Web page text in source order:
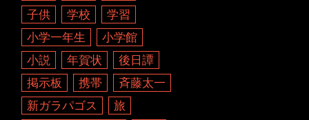
子供
学校
学習
小学一年生
小学館
小説
年賀状
後日譚
掲示板
携帯
斉藤太一
新ガラパゴス
旅